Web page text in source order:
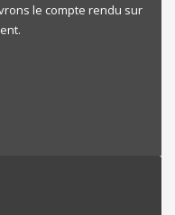
le compte rendu sur